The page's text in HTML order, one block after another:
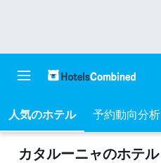
人気のホテル 予約動向分析
カタルーニャのホテル